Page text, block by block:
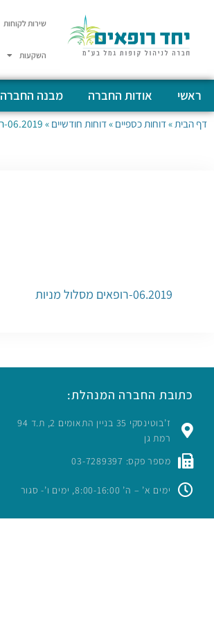
שירות לקוחות
השקעות
ראשי אודות החברה מבנה החברה
דף הבית »דוחות כספיים »דוחות חודשיים » 06.2019-רופאים מסלול מניות
06.2019-רופאים מסלול מניות
כתובת החברה המנהלת:
ז’בוטינסקי 35 בניין התאומים 2, ת.ד 94
רמת גן
מספר פקס: 03-7289397
ימים א’ – ה’ 8:00-16:00, ימים ו’- סגור